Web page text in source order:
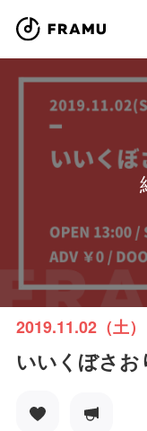
2019.11.02（土）
いいくぼさ